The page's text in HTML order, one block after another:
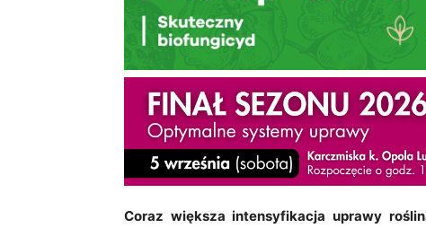
Coraz większa intensyfikacja uprawy